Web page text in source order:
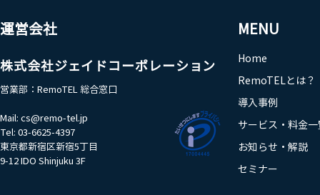
運営会社
株式会社ジェイドコーポレーション
営業部：RemoTEL 総合窓口​
Mail: cs@remo-tel.jp
Tel: 03-6625-4397
東京都新宿区新宿5丁目
9-12 IDO Shinjuku 3F
MENU
Home
RemoTELとは？
導入事例
サービス・料金
お知らせ・解説
セミナー